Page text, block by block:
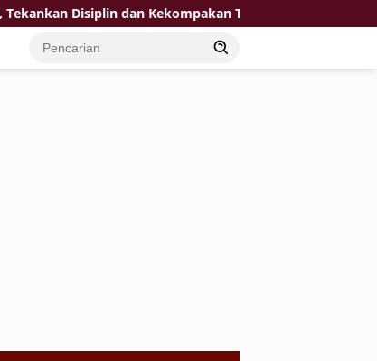
Disiplin dan Kekompakan Tim